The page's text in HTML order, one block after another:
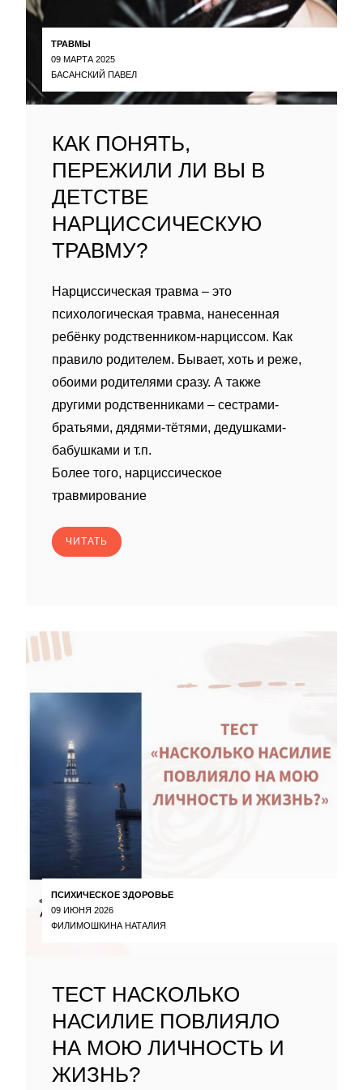
ТРАВМЫ
09 МАРТА 2025
БАСАНСКИЙ ПАВЕЛ
КАК ПОНЯТЬ,
ПЕРЕЖИЛИ ЛИ ВЫ В
ДЕТСТВЕ
НАРЦИССИЧЕСКУЮ
ТРАВМУ?
Нарциссическая травма – это
психологическая травма, нанесенная
ребëнку родственником-нарциссом. Как
правило родителем. Бывает, хоть и реже,
обоими родителями сразу. А также
другими родственниками – сестрами-
братьями, дядями-тëтями, дедушками-
бабушками и т.п.
Более того, нарциссическое
травмирование
ЧИТАТЬ
ПСИХИЧЕСКОЕ ЗДОРОВЬЕ
09 ИЮНЯ 2026
ФИЛИМОШКИНА НАТАЛИЯ
ТЕСТ НАСКОЛЬКО
НАСИЛИЕ ПОВЛИЯЛО
НА МОЮ ЛИЧНОСТЬ И
ЖИЗНЬ?